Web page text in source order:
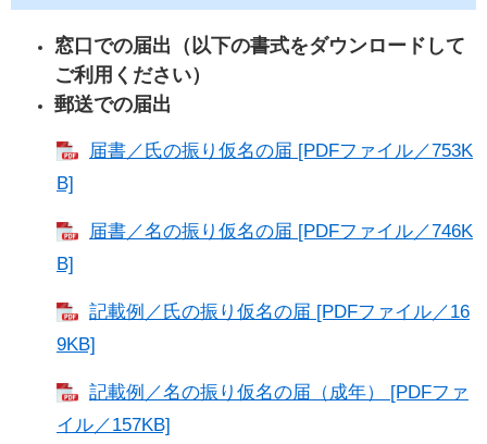
窓口での届出（以下の書式をダウンロードして
ご利用ください）
郵送での届出
届書／氏の振り仮名の届 [PDFファイル／753K
B]
届書／名の振り仮名の届 [PDFファイル／746K
B]
記載例／氏の振り仮名の届 [PDFファイル／16
9KB]
記載例／名の振り仮名の届（成年） [PDFファ
イル／157KB]